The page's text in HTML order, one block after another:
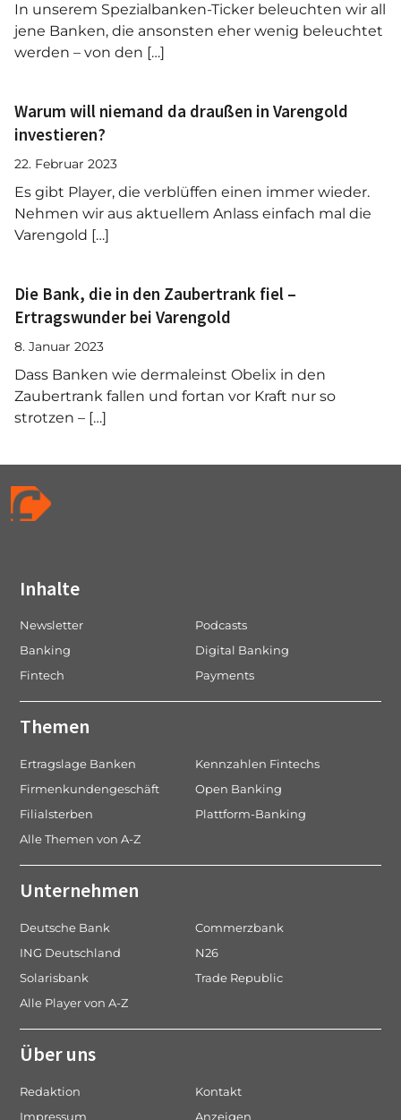
In unserem Spezialbanken-Ticker beleuchten wir all
jene Banken, die ansonsten eher wenig beleuchtet
werden – von den […]
Warum will niemand da draußen in Varengold
investieren?
22. Februar 2023
Es gibt Player, die verblüffen einen immer wieder.
Nehmen wir aus aktuellem Anlass einfach mal die
Varengold […]
Die Bank, die in den Zaubertrank fiel –
Ertragswunder bei Varengold
8. Januar 2023
Dass Banken wie dermaleinst Obelix in den
Zaubertrank fallen und fortan vor Kraft nur so
strotzen – […]
Inhalte
Newsletter
Podcasts
Banking
Digital Banking
Fintech
Payments
Themen
Ertragslage Banken
Kennzahlen Fintechs
Firmenkundengeschäft
Open Banking
Filialsterben
Plattform-Banking
Alle Themen von A-Z
Unternehmen
Deutsche Bank
Commerzbank
ING Deutschland
N26
Solarisbank
Trade Republic
Alle Player von A-Z
Über uns
Redaktion
Kontakt
Impressum
Anzeigen